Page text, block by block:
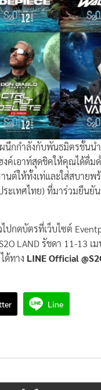
ผนึกกำลังกับพันธมิตรชั้นน
งค์เอาท์สุดชิคให้คุณได้ดื่
นต์ให้ทั้งเท่และใส่สบาย
ะเทศไทย) ที่มาร่วมยืนยั
ปกดบัตรที่เว็บไซต์
LAND รัชดา 11-13
ด้ทาง LINE Official
Line